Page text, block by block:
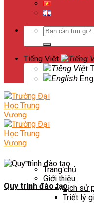
Search
Tiếng Việt
Trang chủ
Giới thiệu
Lịch sử
Triết lý
Quy trình đào tạo